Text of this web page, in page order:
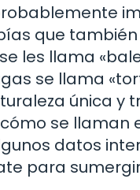
que
les llama
se llama
única y
se llaman
datos
para